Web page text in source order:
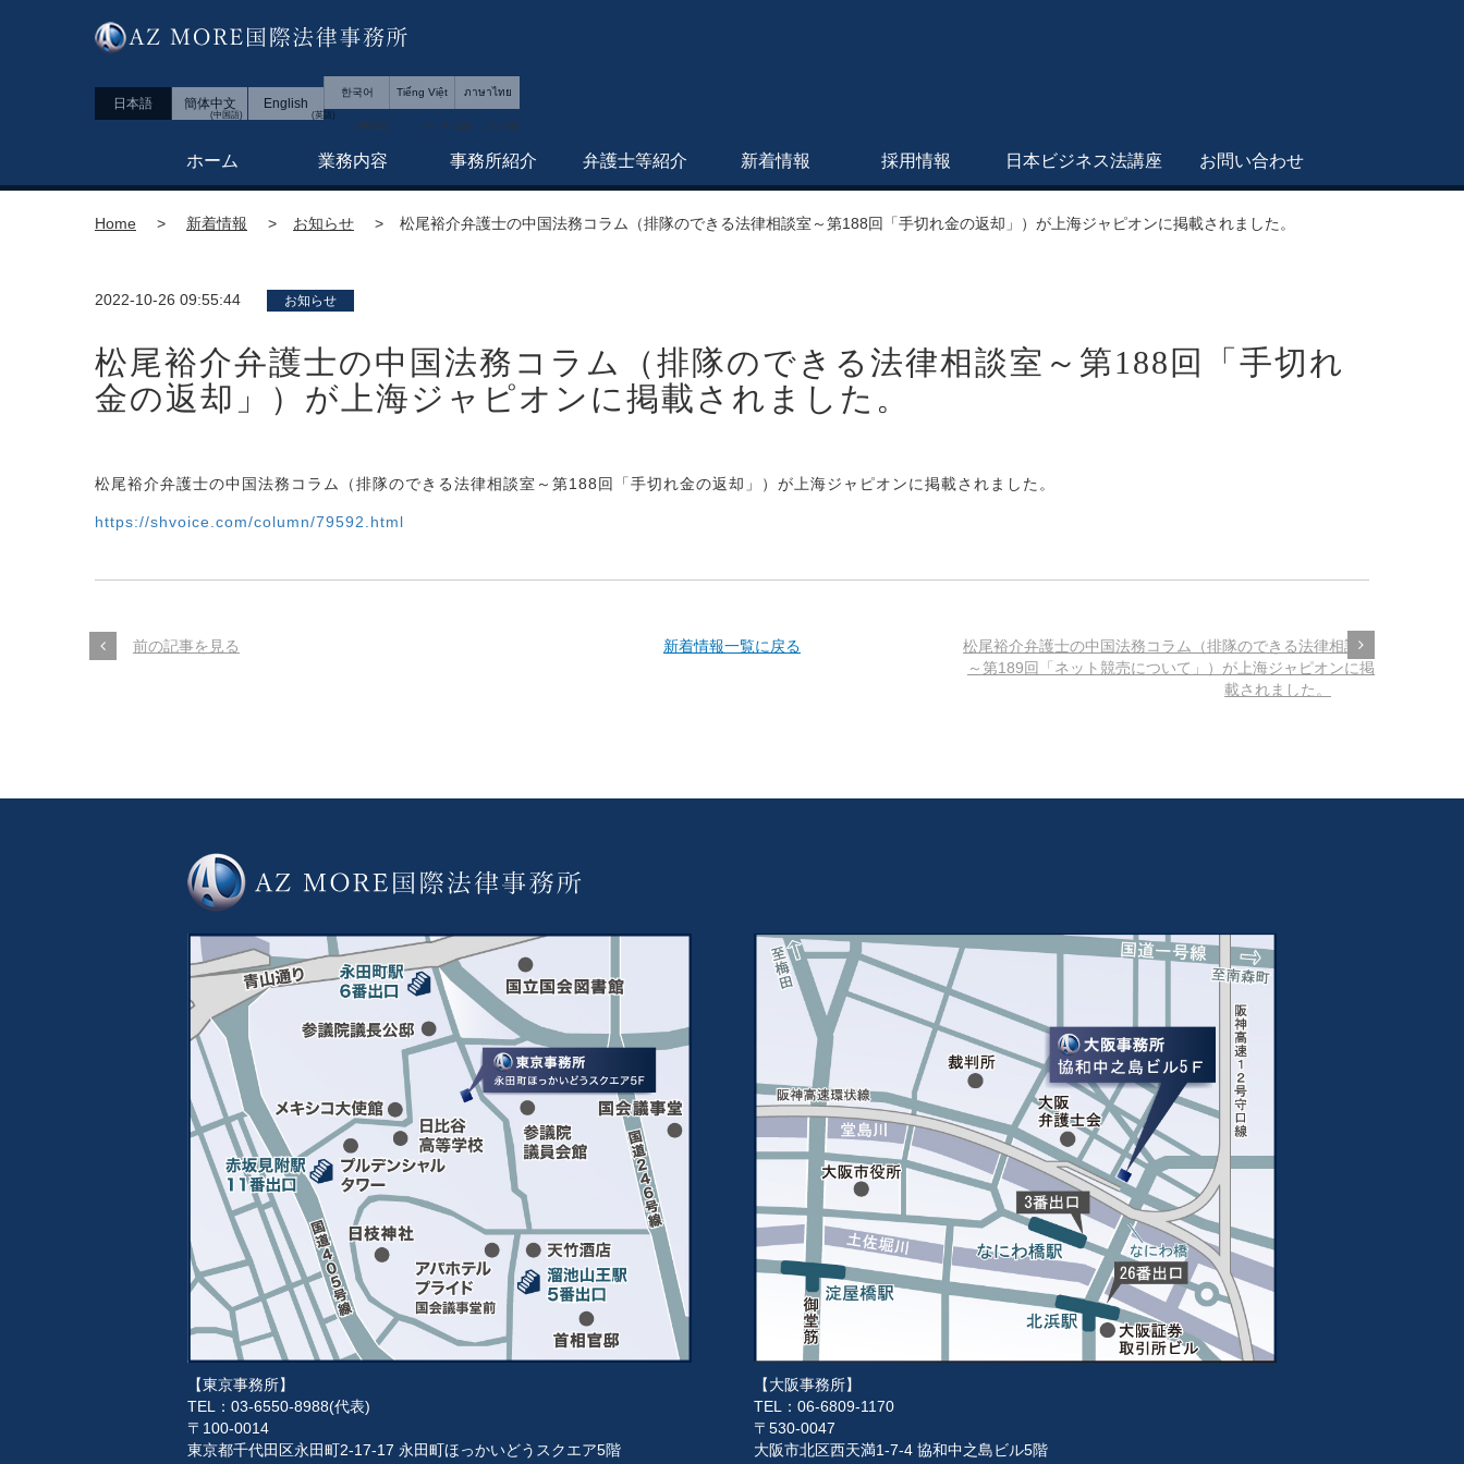
日本語 簡体中文 English
한국어 Tiếng Việt ภาษาไทย
ホーム 業務内容 事務所紹介 弁護士等紹介 新着情報 採用情報 日本ビジネス法講座 お問い合わせ
Home 新着情報 お知らせ 松尾裕介弁護士の中国法務コラム（排隊のできる法律相談室～第188回「手切れ金の返却」）が上海ジャピオンに掲載されました。
2022-10-26 09:55:44 お知らせ
松尾裕介弁護士の中国法務コラム（排隊のできる法律相談室～第188回「手切れ
金の返却」）が上海ジャピオンに掲載されました。
松尾裕介弁護士の中国法務コラム（排隊のできる法律相談室～第188回「手切れ金の返却」）が上海ジャピオンに掲載されました。
https://shvoice.com/column/79592.html
前の記事を見る 新着情報一覧に戻る
松尾裕介弁護士の中国法務コラム（排隊のできる法律相談室
～第189回「ネット競売について」）が上海ジャピオンに掲
載されました。
【東京事務所】
TEL：03-6550-8988(代表)
〒100-0014
東京都千代田区永田町2-17-17 永田町ほっかいどうスクエア5階
【大阪事務所】
TEL：06-6809-1170
〒530-0047
大阪市北区西天満1-7-4 協和中之島ビル5階